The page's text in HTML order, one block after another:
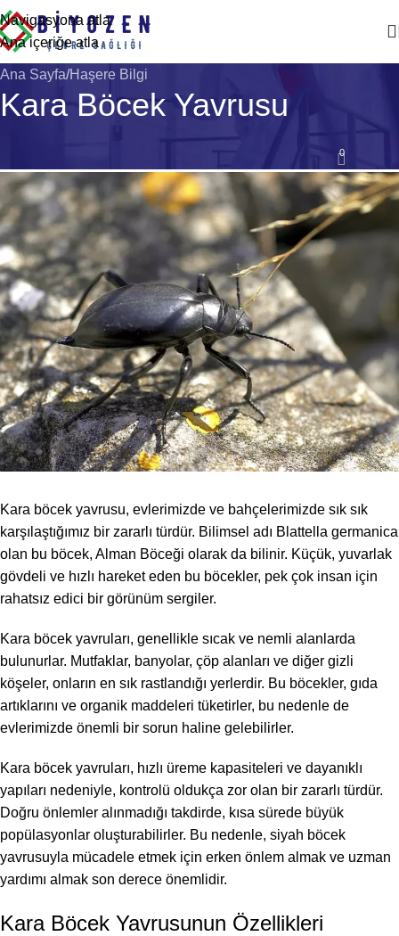
Navigasyona atla
Ana içeriğe atla
Ana Sayfa Haşere Bilgi
Kara Böcek Yavrusu
HAŞERE BILGI
0
Kara böcek yavrusu, evlerimizde ve bahçelerimizde sık sık
karşılaştığımız bir zararlı türdür. Bilimsel adı Blattella germanica
olan bu böcek, Alman Böceği olarak da bilinir. Küçük, yuvarlak
gövdeli ve hızlı hareket eden bu böcekler, pek çok insan için
rahatsız edici bir görünüm sergiler.
Kara böcek yavruları, genellikle sıcak ve nemli alanlarda
bulunurlar. Mutfaklar, banyolar, çöp alanları ve diğer gizli
köşeler, onların en sık rastlandığı yerlerdir. Bu böcekler, gıda
artıklarını ve organik maddeleri tüketirler, bu nedenle de
evlerimizde önemli bir sorun haline gelebilirler.
Kara böcek yavruları, hızlı üreme kapasiteleri ve dayanıklı
yapıları nedeniyle, kontrolü oldukça zor olan bir zararlı türdür.
Doğru önlemler alınmadığı takdirde, kısa sürede büyük
popülasyonlar oluşturabilirler. Bu nedenle, siyah böcek
yavrusuyla mücadele etmek için erken önlem almak ve uzman
yardımı almak son derece önemlidir.
Kara Böcek Yavrusunun Özellikleri